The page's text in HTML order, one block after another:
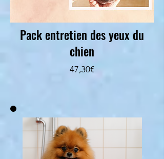
Pack entretien des yeux du
chien
47,30€Prezzo